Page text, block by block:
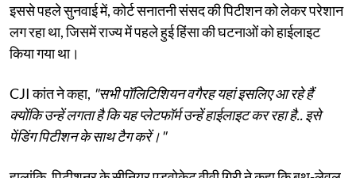
इससे पहले सुनवाई में, कोर्ट सनातनी संसद की पिटीशन को लेकर परेशान
लग रहा था, जिसमें राज्य में पहले हुई हिंसा की घटनाओं को हाईलाइट
किया गया था।
CJI कांत ने कहा, "सभी पॉलिटिशियन वगैरह यहां इसलिए आ रहे हैं
क्योंकि उन्हें लगता है कि यह प्लेटफॉर्म उन्हें हाईलाइट कर रहा है.. इसे
पेंडिंग पिटीशन के साथ टैग करें।"